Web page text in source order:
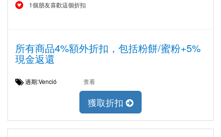
1個朋友喜歡這個折扣
所有商品4%額外折扣，包括粉餅/蜜粉+5%
現金返還
過期:Venció 查看
獲取折扣